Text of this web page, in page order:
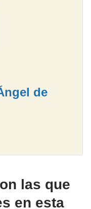
de
las que
en esta